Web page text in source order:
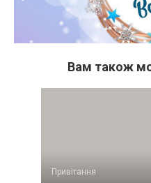
Вам також
Привітання